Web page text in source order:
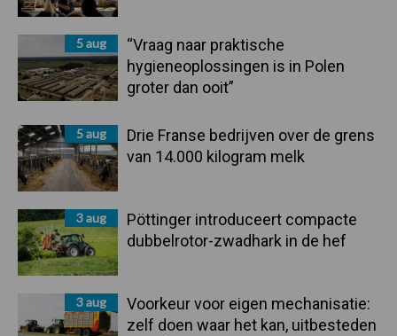
5 aug
“Vraag naar praktische
hygieneoplossingen is in Polen
groter dan ooit”
5 aug
Drie Franse bedrijven over de grens
van 14.000 kilogram melk
3 aug
Pöttinger introduceert compacte
dubbelrotor-zwadhark in de hef
3 aug
Voorkeur voor eigen mechanisatie:
zelf doen waar het kan, uitbesteden